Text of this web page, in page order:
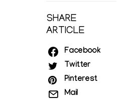
SHARE
ARTICLE
Facebook
Twitter
Pinterest
Mail